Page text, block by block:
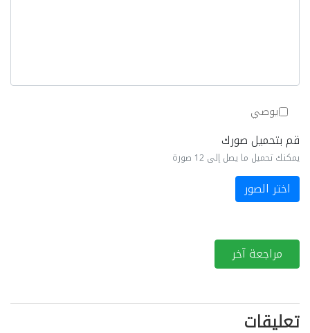
يوصي
قم بتحميل صورك
يمكنك تحميل ما يصل إلى 12 صورة
اختر الصور
مراجعة آخر
تعليقات